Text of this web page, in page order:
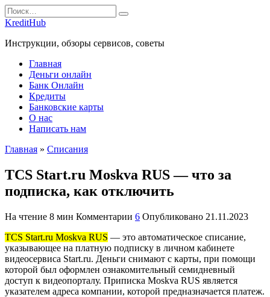
Перейти
к
Search
for:
KreditHub
Инструкции, обзоры сервисов, советы
Главная
Деньги онлайн
Банк Онлайн
Кредиты
Банковские карты
О нас
Написать нам
Главная » Списания
TCS Start.ru Moskva RUS — что за
подписка, как отключить
На чтение 8 мин Комментарии 6 Опубликовано 21.11.2023
TCS Start.ru Moskva RUS — это автоматическое списание,
указывающее на платную подписку в личном кабинете
видеосервиса Start.ru. Деньги снимают с карты, при помощи
которой был оформлен ознакомительный семидневный
доступ к видеопорталу. Приписка Moskva RUS является
указателем адреса компании, которой предназначается платеж.